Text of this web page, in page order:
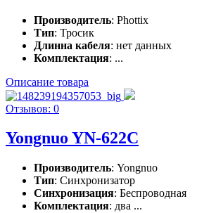
Производитель: Phottix
Тип: Тросик
Длинна кабеля: нет данных
Комплектация: ...
Описание товара
Отзывов: 0
Yongnuo YN-622C
Производитель: Yongnuo
Тип: Синхронизатор
Синхронизация: Беспроводная
Комплектация: два ...